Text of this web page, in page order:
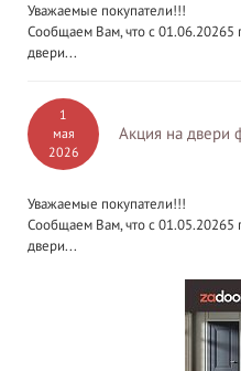
Уважаемые покупатели!!!
Сообщаем Вам, что с 01.06.20265
двери...
1
мая
2026
Акция на двери
Уважаемые покупатели!!!
Сообщаем Вам, что с 01.05.20265
двери...